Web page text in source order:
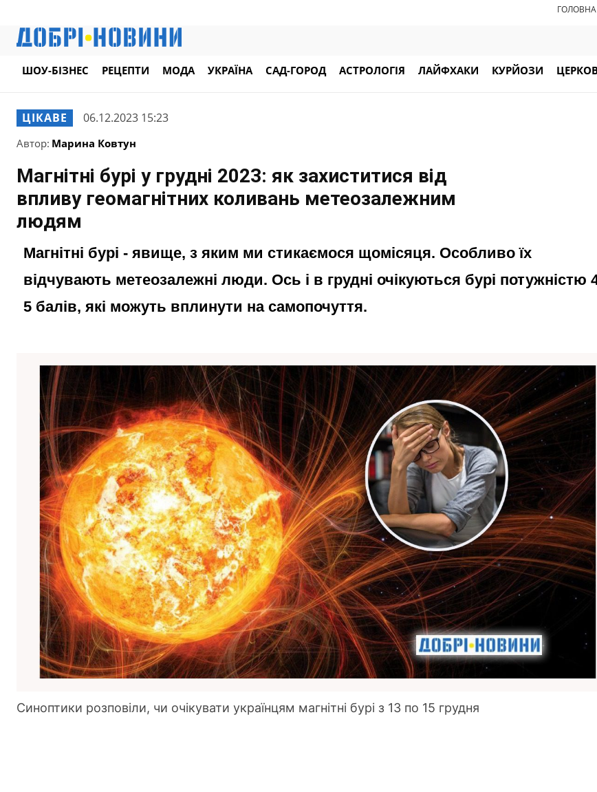
ГОЛОВНА
ШОУ-БІЗНЕС РЕЦЕПТИ МОДА УКРАЇНА САД-ГОРОД АСТРОЛОГІЯ ЛАЙФХАКИ КУРЙОЗИ
ЦІКАВЕ 06.12.2023 15:23
Автор: Марина Ковтун
Магнітні бурі у грудні 2023: як захиститися від
впливу геомагнітних коливань метеозалежним
людям
Магнітні бурі - явище, з яким ми стикаємося щомісяця. Особливо їх
відчувають метеозалежні люди. Ось і в грудні очікуються бурі потужністю
5 балів, які можуть вплинути на самопочуття.
Синоптики розповіли, чи очікувати українцям магнітні бурі з 13 по 15 грудня